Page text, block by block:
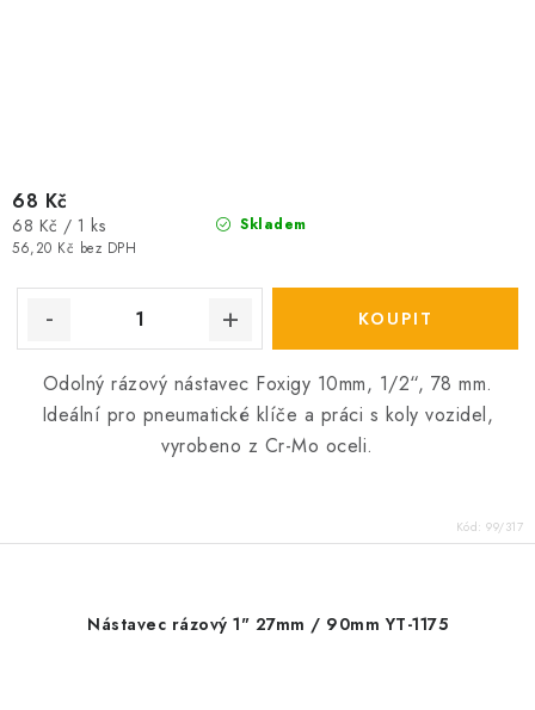
Skladem
56,20 Kč bez DPH
68 Kč
Měrná
cena:
68 Kč / 1 ks
Odolný rázový nástavec Foxigy 10mm, 1/2“, 78 mm.
Ideální pro pneumatické klíče a práci s koly vozidel,
vyrobeno z Cr-Mo oceli.
Kód: 99/317
Nástavec rázový 1" 27mm / 90mm YT-1175